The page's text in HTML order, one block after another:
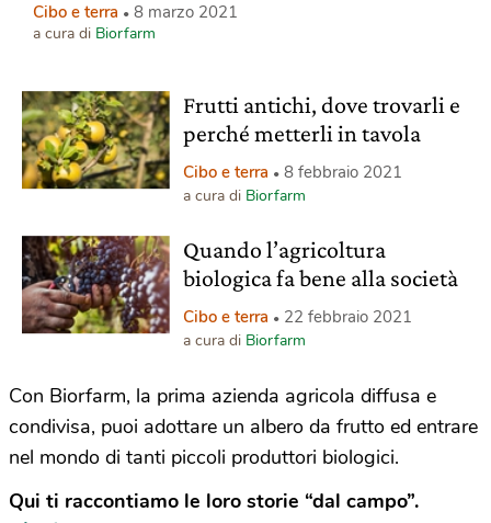
Cibo e terra 8 marzo 2021
a cura di Biorfarm
Frutti antichi, dove trovarli e
perché metterli in tavola
Cibo e terra 8 febbraio 2021
a cura di Biorfarm
Quando l’agricoltura
biologica fa bene alla società
Cibo e terra 22 febbraio 2021
a cura di Biorfarm
Con Biorfarm, la prima azienda agricola diffusa e
condivisa, puoi adottare un albero da frutto ed entrare
nel mondo di tanti piccoli produttori biologici.
Qui ti raccontiamo le loro storie “dal campo”.